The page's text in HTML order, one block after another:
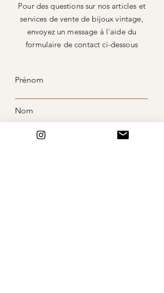
Pour des questions sur nos articles et
services de vente de bijoux vintage,
envoyez un message à l'aide du
formulaire de contact ci-dessous
Prénom
Nom